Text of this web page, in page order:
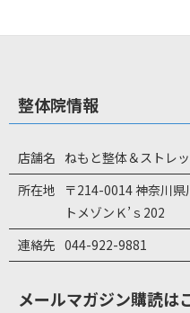
整体院情報
店舗名 ねもと整体＆ストレ
所在地
〒214-0014 神奈川
トメゾンＫ’ｓ202
連絡先 044-922-9881
メールマガジン購読は